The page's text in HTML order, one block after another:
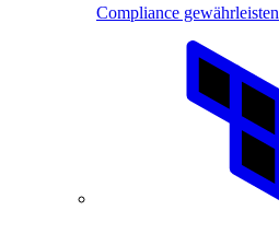
Compliance gewährleisten